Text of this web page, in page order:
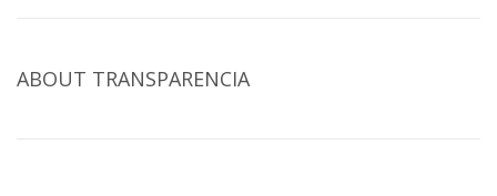
ABOUT TRANSPARENCIA